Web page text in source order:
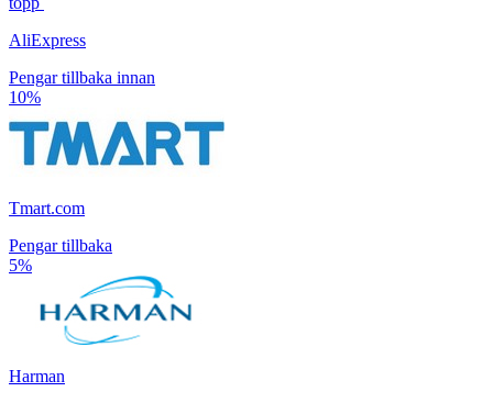
AliExpress
Pengar tillbaka innan
10%
Tmart.com
Pengar tillbaka
5%
Harman